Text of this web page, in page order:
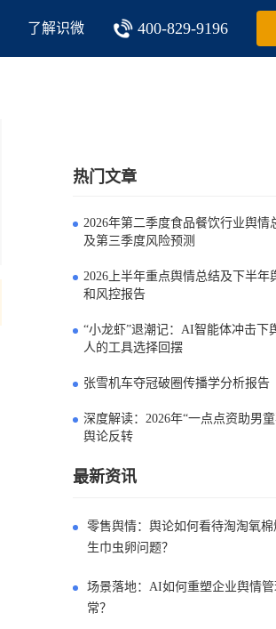
了解识微 400-829-9196
热门文章
2026年第二季度食品餐饮行业舆情
及第三季度风险预测
2026上半年重点舆情总结及下半年
和风控报告
“小龙虾”退潮记：AI智能体冲击下
人的工具选择回摆
张雪机车夺冠破圈传播学分析报告
深度解读：2026年“一点点资助男
舆论反转
最新资讯
零售舆情：舆论如何看待淘淘氧棉
生巾虫卵问题？
场景落地：AI如何重塑企业舆情管
常？